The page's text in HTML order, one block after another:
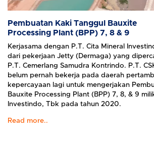
Pembuatan Kaki Tanggul Bauxite
Processing Plant (BPP) 7, 8 & 9
Kerjasama dengan P.T. Cita Mineral
dari pekerjaan Jetty (Dermaga) yang
P.T. Cemerlang Samudra Kontrindo. P.T.
belum pernah bekerja pada daerah
kepercayaan lagi untuk mengerjakan
Bauxite Processing Plant (BPP) 7, 8, & 9
Investindo, Tbk pada tahun 2020.
Read more..